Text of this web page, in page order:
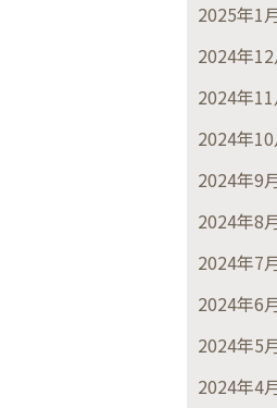
2025年1
2024年12
2024年11
2024年10
2024年9
2024年8
2024年7
2024年6
2024年5
2024年4